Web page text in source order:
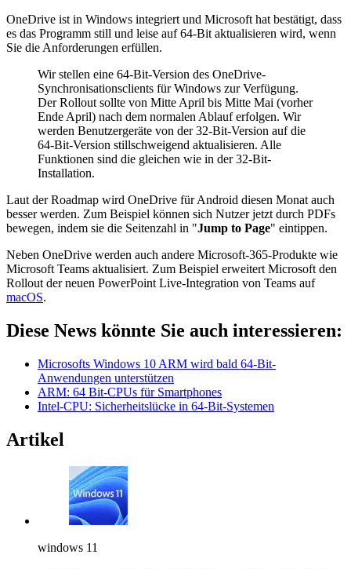
OneDrive ist in Windows integriert und Microsoft hat bestätigt, dass
es das Programm still und leise auf 64-Bit aktualisieren wird, wenn
Sie die Anforderungen erfüllen.
Wir stellen eine 64-Bit-Version des OneDrive-
Synchronisationsclients für Windows zur Verfügung.
Der Rollout sollte von Mitte April bis Mitte Mai (vorher
Ende April) nach dem normalen Ablauf erfolgen. Wir
werden Benutzergeräte von der 32-Bit-Version auf die
64-Bit-Version stillschweigend aktualisieren. Alle
Funktionen sind die gleichen wie in der 32-Bit-
Installation.
Laut der Roadmap wird OneDrive für Android diesen Monat auch
besser werden. Zum Beispiel können sich Nutzer jetzt durch PDFs
bewegen, indem sie die Seitenzahl in "Jump to Page" eintippen.
Neben OneDrive werden auch andere Microsoft-365-Produkte wie
Microsoft Teams aktualisiert. Zum Beispiel erweitert Microsoft den
Rollout der neuen PowerPoint Live-Integration von Teams auf
macOS.
Diese News könnte Sie auch interessieren:
Microsofts Windows 10 ARM wird bald 64-Bit-
Anwendungen unterstützen
ARM: 64 Bit-CPUs für Smartphones
Intel-CPU: Sicherheitslücke in 64-Bit-Systemen
Artikel
windows 11